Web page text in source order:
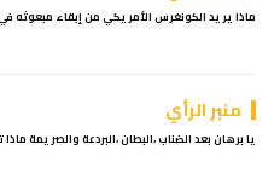
ماذا يريد الكونغرس الأمريكي من إبقاء مبعوثه
منبر الرأي
يا برهان بعد الضناب ،البطان ،البردعة والصريمة